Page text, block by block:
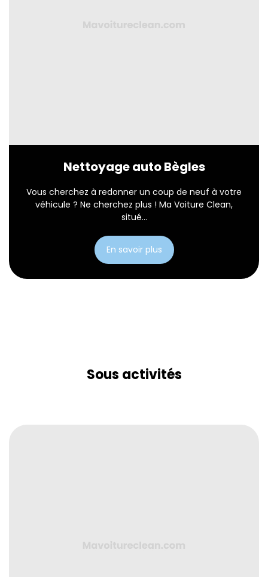
Nettoyage auto Bègles
Vous cherchez à redonner un coup de neuf à votre
véhicule ? Ne cherchez plus ! Ma Voiture Clean,
situé...
En savoir plus
Sous activités